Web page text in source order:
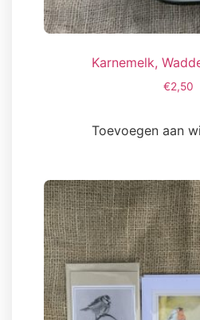
Karnemelk,
€2,50
Toevoegen aan